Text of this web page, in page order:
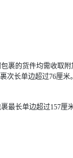
裹的货件均需收取
次长单边超过76厘米。
最长单边超过157厘